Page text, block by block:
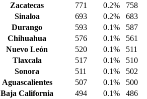
Zacatecas
771 0.2% 758
Sinaloa
693 0.2% 683
Durango
593 0.1% 587
Chihuahua
576 0.1% 561
Nuevo León
520 0.1% 511
Tlaxcala
517 0.1% 510
Sonora
511 0.1% 502
Aguascalientes
507 0.1% 500
Baja California
494 0.1% 486